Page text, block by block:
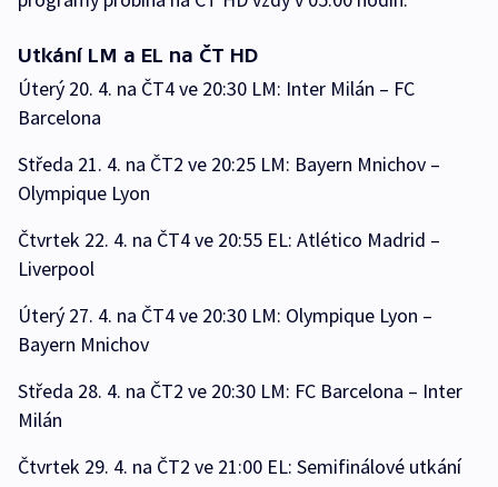
Utkání LM a EL na ČT HD
Úterý 20. 4. na ČT4 ve 20:30 LM: Inter Milán – FC
Barcelona
Středa 21. 4. na ČT2 ve 20:25 LM: Bayern Mnichov –
Olympique Lyon
Čtvrtek 22. 4. na ČT4 ve 20:55 EL: Atlético Madrid –
Liverpool
Úterý 27. 4. na ČT4 ve 20:30 LM: Olympique Lyon –
Bayern Mnichov
Středa 28. 4. na ČT2 ve 20:30 LM: FC Barcelona – Inter
Milán
Čtvrtek 29. 4. na ČT2 ve 21:00 EL: Semifinálové utkání